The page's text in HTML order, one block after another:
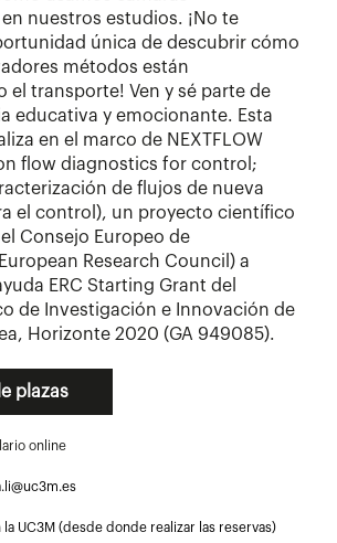
nuestros estudios. ¡No te
única de descubrir cómo
métodos están
el transporte! Ven y sé parte de
educativa y emocionante. Esta
en el marco de NEXTFLOW
flow diagnostics for control;
de flujos de nueva
el control), un proyecto científico
Consejo Europeo de
Research Council) a
ERC Starting Grant del
de Investigación e Innovación de
Horizonte 2020 (GA 949085).
plazas
online
la UC3M (desde donde realizar las reservas)